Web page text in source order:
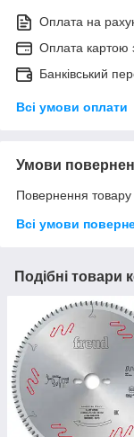
Оплата на
Оплата картою
Банківський
Всі умови оплати
Умови
Повернення
Всі умови
Подібні товари